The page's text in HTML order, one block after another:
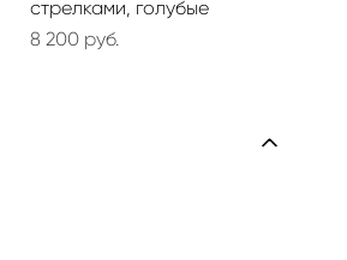
стрелками, голубые
8 200 pуб.